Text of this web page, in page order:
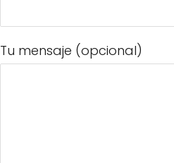
Tu mensaje (opcional)